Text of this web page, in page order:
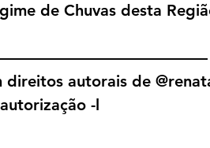
de Chuvas desta
direitos autorais de
-l